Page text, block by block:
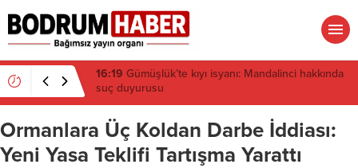
15:45 Bülent Eczacıbaşı Fen Lisesi’nde 4 yıl geçti,
hâlâ proje konuşuluyor
Ormanlara Üç Koldan Darbe İddiası:
Yeni Yasa Teklifi Tartışma Yarattı